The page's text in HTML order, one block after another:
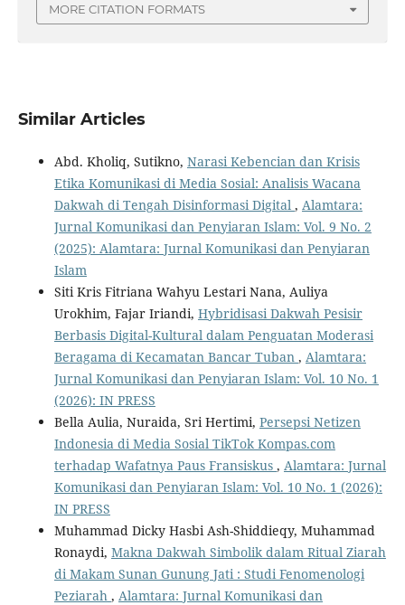
MORE CITATION FORMATS
Similar Articles
Abd. Kholiq, Sutikno, Narasi Kebencian dan Krisis
Etika Komunikasi di Media Sosial: Analisis Wacana
Dakwah di Tengah Disinformasi Digital , Alamtara:
Jurnal Komunikasi dan Penyiaran Islam: Vol. 9 No. 2
(2025): Alamtara: Jurnal Komunikasi dan Penyiaran
Islam
Siti Kris Fitriana Wahyu Lestari Nana, Auliya
Urokhim, Fajar Iriandi, Hybridisasi Dakwah Pesisir
Berbasis Digital-Kultural dalam Penguatan Moderasi
Beragama di Kecamatan Bancar Tuban , Alamtara:
Jurnal Komunikasi dan Penyiaran Islam: Vol. 10 No. 1
(2026): IN PRESS
Bella Aulia, Nuraida, Sri Hertimi, Persepsi Netizen
Indonesia di Media Sosial TikTok Kompas.com
terhadap Wafatnya Paus Fransiskus , Alamtara: Jurnal
Komunikasi dan Penyiaran Islam: Vol. 10 No. 1 (2026):
IN PRESS
Muhammad Dicky Hasbi Ash-Shiddieqy, Muhammad
Ronaydi, Makna Dakwah Simbolik dalam Ritual Ziarah
di Makam Sunan Gunung Jati : Studi Fenomenologi
Peziarah , Alamtara: Jurnal Komunikasi dan